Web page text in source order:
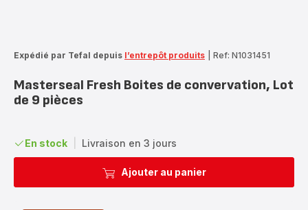
Expédié par Tefal depuis l’entrepôt produits Ref: N1031451
Masterseal Fresh Boites de convervation, Lot
de 9 pièces
En stock Livraison en 3 jours
Ajouter au panier